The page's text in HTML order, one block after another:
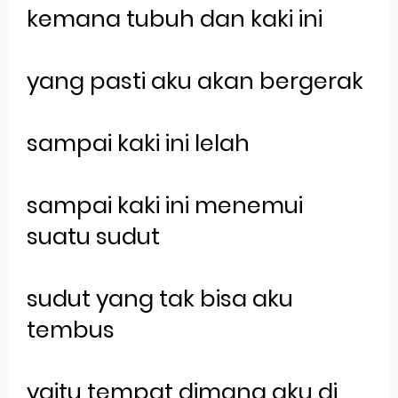
Review Lengkap Apple Watch Series 10
Perkembangan Merek Dagang Modern
Multinational Trademarks
dengan Kamera 200MP dan Baterai Tahan Lama
Review Vivo V70 FE: Smartphone Fan Edition dengan
Review Vivo V70: Smartphone Stylish dengan
Merek Dagang dan Pertumbuhan Usaha
kemana tubuh dan kaki ini
yang pasti aku akan bergerak
sampai kaki ini lelah
sampai kaki ini menemui
suatu sudut
sudut yang tak bisa aku
tembus